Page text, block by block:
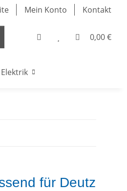
Mein Konto Kontakt
0,00 €
Elektrik
für Deutz